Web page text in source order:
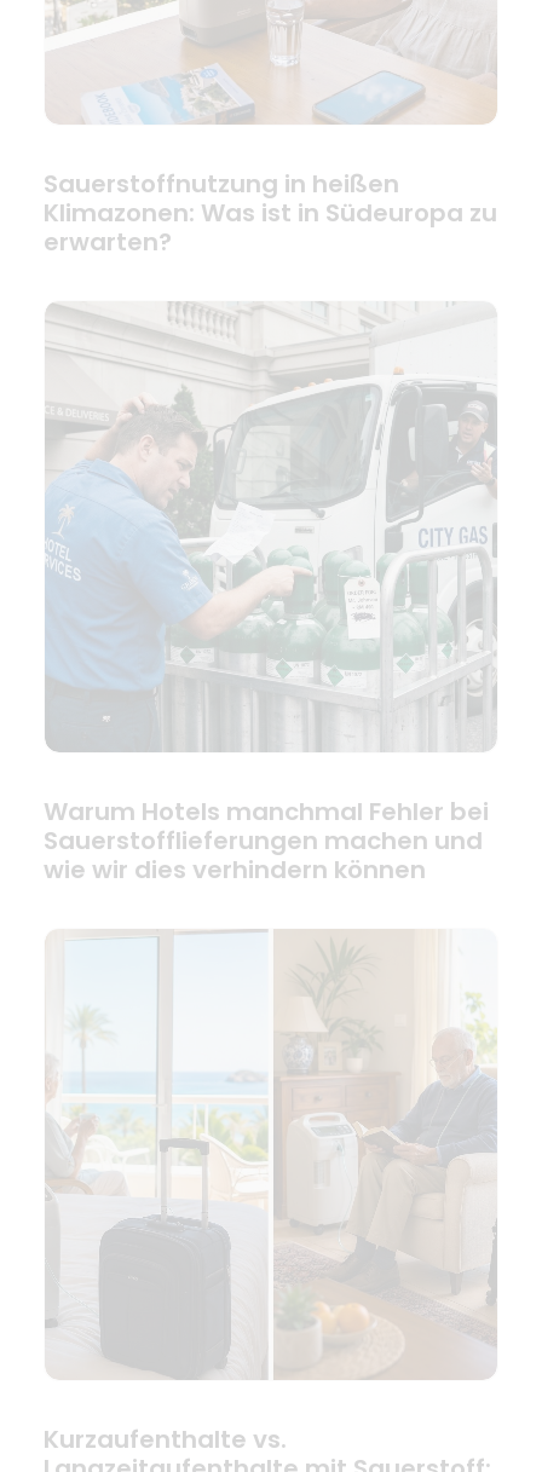
Sauerstoffnutzung in heißen
Klimazonen: Was ist in Südeuropa zu
erwarten?
Warum Hotels manchmal Fehler bei
Sauerstofflieferungen machen und
wie wir dies verhindern können
Kurzaufenthalte vs.